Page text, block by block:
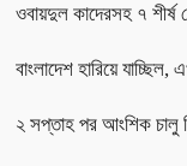
ওবায়দুল কাদেরসহ ৭ শীর্ষ
বাংলাদেশ হারিয়ে
২ সপ্তাহ পর আংশিক চালু